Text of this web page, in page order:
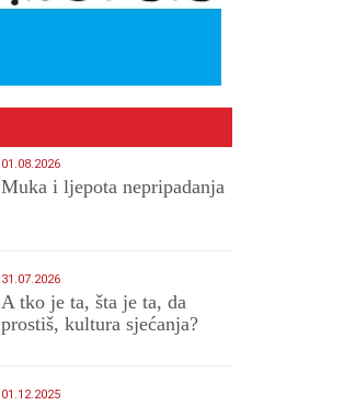
01.08.2026
Muka i ljepota nepripadanja
31.07.2026
A tko je ta, šta je ta, da
prostiš, kultura sjećanja?
01.12.2025